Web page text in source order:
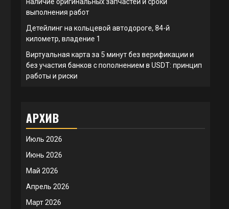
выполнения работ
Детейлинг на кольцевой автодороге, 84-й
километр, владение 1
Виртуальная карта за 5 минут без верификации и
без участия банков с пополнением в USDT: принцип
работы и риски
АРХИВ
Июль 2026
Июнь 2026
Май 2026
Апрель 2026
Март 2026